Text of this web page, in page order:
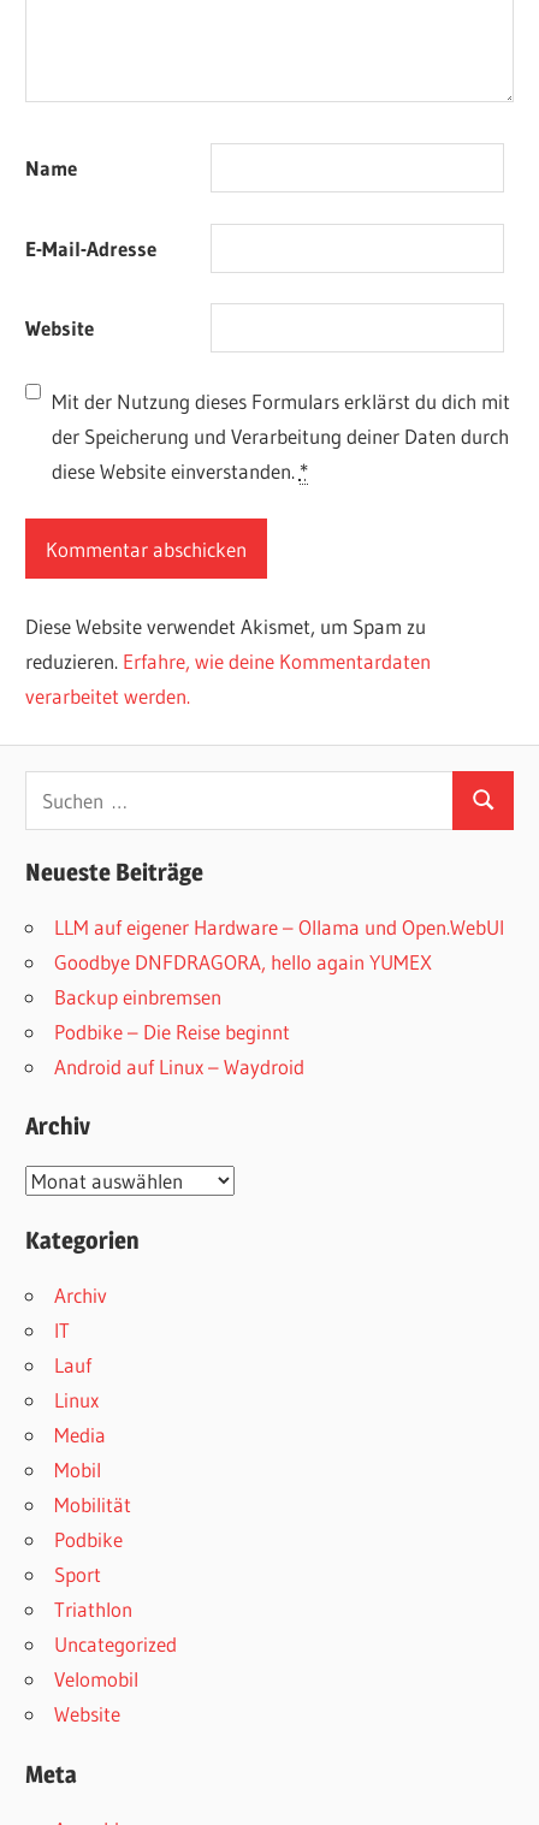
Name
E-Mail-Adresse
Website
Mit der Nutzung dieses Formulars erklärst du dich mit
der Speicherung und Verarbeitung deiner Daten durch
diese Website einverstanden. *
Diese Website verwendet Akismet, um Spam zu
reduzieren. Erfahre, wie deine Kommentardaten
verarbeitet werden.
Suchen
Neueste Beiträge
LLM auf eigener Hardware – Ollama und Open.WebUI
Goodbye DNFDRAGORA, hello again YUMEX
Backup einbremsen
Podbike – Die Reise beginnt
Android auf Linux – Waydroid
Archiv
Archiv
Kategorien
Archiv
IT
Lauf
Linux
Media
Mobil
Mobilität
Podbike
Sport
Triathlon
Uncategorized
Velomobil
Website
Meta